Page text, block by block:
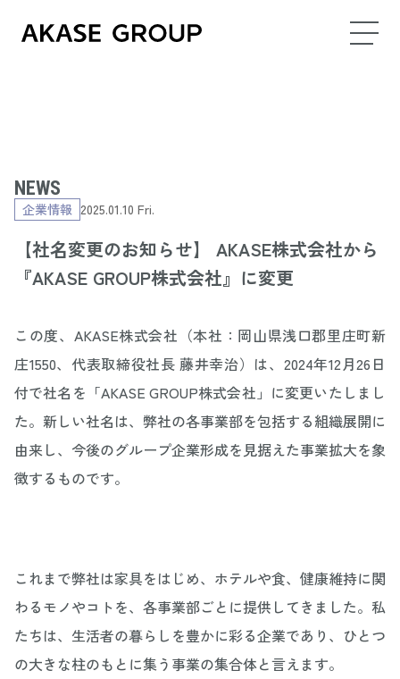
NEWS
企業情報 2025.01.10 Fri.
【社名変更のお知らせ】 AKASE株式会社から
『AKASE GROUP株式会社』に変更
この度、AKASE株式会社（本社：岡山県浅口郡里庄町新
庄1550、代表取締役社長 藤井幸治）は、 2024年12月26日
付で社名を「AKASE GROUP株式会社」に変更いたしまし
た。新しい社名は、弊社の各事業部を包括する組織展開に
由来し、今後のグループ企業形成を見据えた事業拡大を象
徴するものです。
これまで弊社は家具をはじめ、ホテルや食、健康維持に関
わるモノやコトを、各事業部ごとに提供してきました。私
たちは、生活者の暮らしを豊かに彩る企業であり、ひとつ
の大きな柱のもとに集う事業の集合体と言えます。